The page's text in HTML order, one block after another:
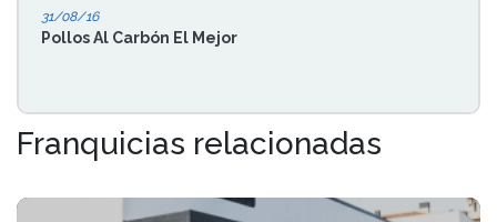
31/08/16
Pollos Al Carbón El Mejor
Franquicias relacionadas